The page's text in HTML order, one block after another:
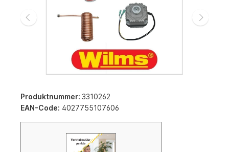
Produktnummer: 3310262
EAN-Code: 4027755107606